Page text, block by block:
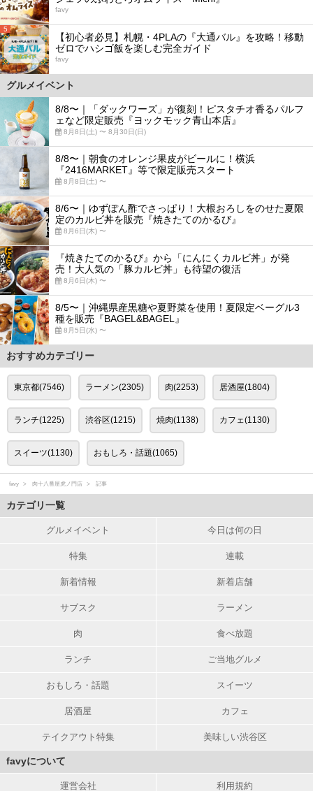
favy
5
【初心者必見】札幌・4PLAの『大通バル』を攻略！移動
ゼロでハシゴ飯を楽しむ完全ガイド
favy
グルメイベント
8/8〜｜「ダックワーズ」が復刻！ピスタチオ香るパルフ
ェなど限定販売『ヨックモック青山本店』
8月8日(土) 〜 8月30日(日)
8/8〜｜朝食のオレンジ果皮がビールに！横浜
『2416MARKET』等で限定販売スタート
8月8日(土) 〜
8/6〜｜ゆずぽん酢でさっぱり！大根おろしをのせた夏限
定のカルビ丼を販売『焼きたてのかるび』
8月6日(木) 〜
『焼きたてのかるび』から「にんにくカルビ丼」が発
売！大人気の「豚カルビ丼」も待望の復活
8月6日(木) 〜
8/5〜｜沖縄県産黒糖や夏野菜を使用！夏限定ベーグル3
種を販売『BAGEL&BAGEL』
8月5日(水) 〜
おすすめカテゴリー
東京都(7546) ラーメン(2305) 肉(2253) 居酒屋(1804)
ランチ(1225) 渋谷区(1215) 焼肉(1138) カフェ(1130)
スイーツ(1130) おもしろ・話題(1065)
favy 肉十八番屋虎ノ門店 記事
カテゴリ一覧
グルメイベント 今日は何の日
特集 連載
新着情報 新着店舗
サブスク ラーメン
肉 食べ放題
ランチ ご当地グルメ
おもしろ・話題 スイーツ
居酒屋 カフェ
テイクアウト特集 美味しい渋谷区
favyについて
運営会社 利用規約